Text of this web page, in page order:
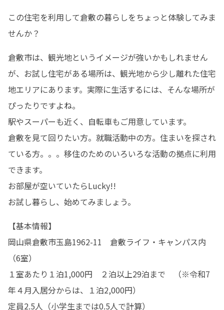
この住宅を利用して倉敷の暮らしをちょっと体験してみま
せんか？
倉敷市は、観光地というイメージが強いかもしれません
が、お試し住宅がある場所は、観光地から少し離れた住宅
地エリアにあります。実際に生活するには、そんな場所が
ぴったりですよね。
駅やスーパーも近く、自転車もご用意しています。
倉敷を見て回りたい方。就職活動中の方。住まいを探され
ている方。。。移住のためのいろいろな活動の拠点に利用
できます。
お部屋が空いていたらLucky!!
お試し暮らし、始めてみましょう。
【基本情報】
岡山県倉敷市玉島1962-11　倉敷ライフ・キャンパス内
（6室）
１室あたり１泊1,000円　２泊以上29泊まで　（※令和7
年４月入居分からは、１泊2,000円）
定員2.5人（小学生までは0.5人で計算）